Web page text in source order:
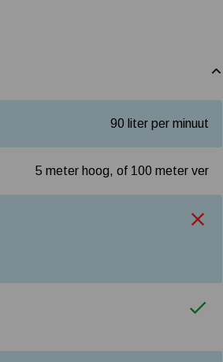
90 liter per minuut
5 meter hoog, of 100 meter ver